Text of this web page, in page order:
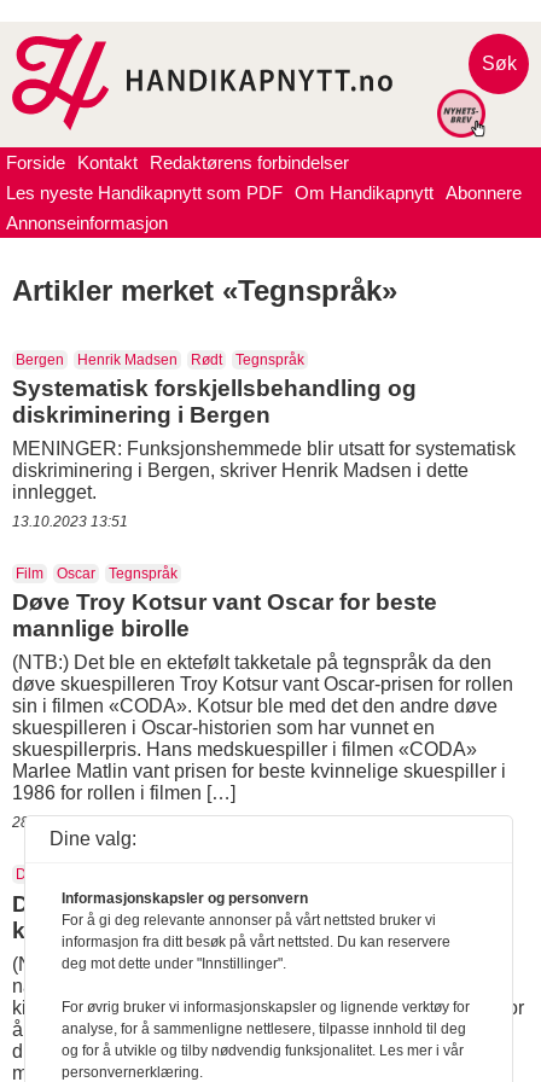
Søk
Forside Kontakt
Redaktørens forbindelser
Les nyeste Handikapnytt som PDF Om Handikapnytt Abonnere
Annonseinformasjon
Artikler merket «Tegnspråk»
Bergen Henrik Madsen Rødt Tegnspråk
Systematisk forskjellsbehandling og
diskriminering i Bergen
MENINGER: Funksjonshemmede blir utsatt for systematisk
diskriminering i Bergen, skriver Henrik Madsen i dette
innlegget.
13.10.2023 13:51
Film Oscar Tegnspråk
Døve Troy Kotsur vant Oscar for beste
mannlige birolle
(NTB:) Det ble en ektefølt takketale på tegnspråk da den
døve skuespilleren Troy Kotsur vant Oscar-prisen for rollen
sin i filmen «CODA». Kotsur ble med det den andre døve
skuespilleren i Oscar-historien som har vunnet en
skuespillerpris. Hans medskuespiller i filmen «CODA»
Marlee Matlin vant prisen for beste kvinnelige skuespiller i
1986 for rollen i filmen […]
28.03.2022 10:59
Den norske kirke
Døvekirkenes fellesråd endrer navn til Døves
kirkeråd
(NTB:) Kirkerådet i Den norske kirke har godkjent å endre
navn på prosjektet Døvekirkenes fellesråd til Døves
kirkeråd. – Vi ser denne endringen som ganske vesentlig for
å videreutvikle Den norske kirkes tilbud på tegnspråk. Det
dreier seg om kirkens forpliktelser overfor en språklig
minoritet, sier Ingrid Hoff Bodin, som for første gang uttaler
Dine valg:
Informasjonskapsler og personvern
For å gi deg relevante annonser på vårt nettsted bruker vi
informasjon fra ditt besøk på vårt nettsted. Du kan reservere
deg mot dette under "Innstillinger".
For øvrig bruker vi informasjonskapsler og lignende verktøy for
analyse, for å sammenligne nettlesere, tilpasse innhold til deg
og for å utvikle og tilby nødvendig funksjonalitet. Les mer i vår
personvernerklæring.